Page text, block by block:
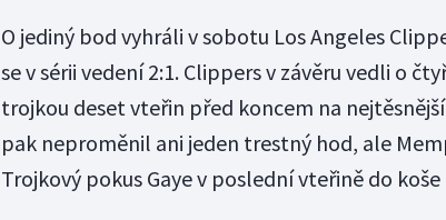
O jediný bod vyhráli v sobotu Los Angeles
se v sérii vedení 2:1. Clippers v závěru vedli o
trojkou deset vteřin před koncem na
pak neproměnil ani jeden trestný hod, ale
Trojkový pokus Gaye v poslední vteřině do